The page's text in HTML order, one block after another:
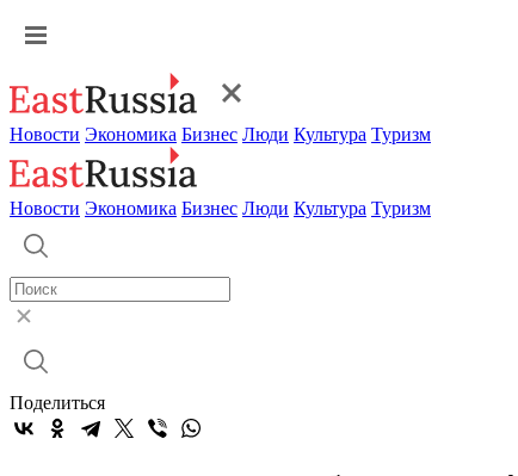
Новости Экономика Бизнес Люди Культура Туризм
Новости Экономика Бизнес Люди Культура Туризм
Поделиться